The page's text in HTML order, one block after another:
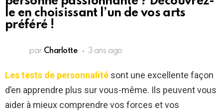
le en choisissant l’un de vos arts
préféré !
par Charlotte 3 ans ago
Les tests de personnalité sont une excellente façon
d’en apprendre plus sur vous-même. Ils peuvent vous
aider à mieux comprendre vos forces et vos